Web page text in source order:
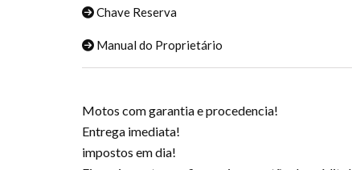
Chave Reserva
Manual do Proprietário
Motos com garantia e procedencia!
Entrega imediata!
impostos em dia!